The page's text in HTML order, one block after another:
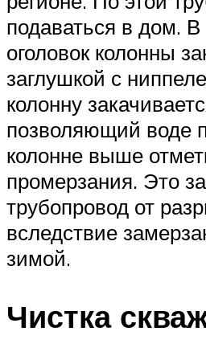
подаваться в дом.
оголовок колонны
заглушкой с
колонну
позволяющий воде
колонне выше
промерзания. Это
трубопровод от
вследствие
зимой.
Чистка